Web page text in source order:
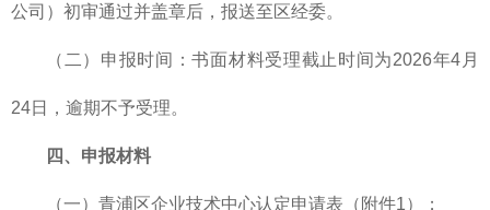
公司）初审通过并盖章后，报送至区经委。
（二）申报时间：书面材料受理截止时间为2026年4月
24日，逾期不予受理。
四、申报材料
（一）青浦区企业技术中心认定申请表（附件1）；